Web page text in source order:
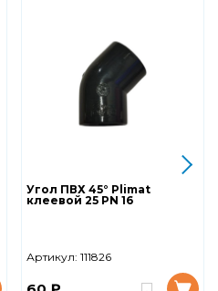
Угол ПВХ 45° Plimat
клеевой 25 PN 16
Артикул: 111826